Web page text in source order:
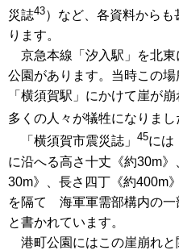
災誌43）など、各資料から
ります。
京急本線「汐入駅」を北東
公園があります。当時この
「横須賀駅」にかけて崖が
多くの人々が犠牲になりまし
「横須賀市震災誌」 45には
に沿へる高さ十丈《約30m
30m》、長さ四丁《約400m
を隔てゝ海軍軍需部構内の
と書かれています。
港町公園にはこの崖崩れと